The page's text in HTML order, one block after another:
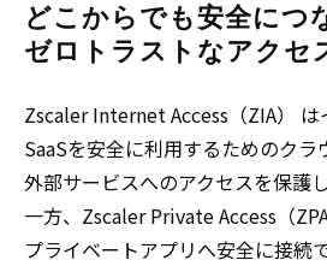
どこからでも安全につ
ゼロトラストなアクセ
Zscaler Internet Access（ZIA） は
SaaSを安全に利用するためのクラ
外部サービスへのアクセスを保護し
一方、Zscaler Private Access（
プライベートアプリへ安全に接続